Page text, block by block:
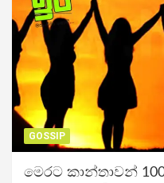
GOSSIP
මෙරට කාන්තාවන්